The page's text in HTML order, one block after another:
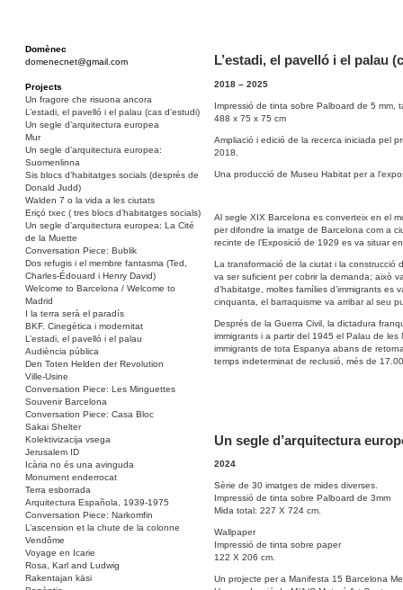
Domènec
domenecnet@gmail.com
Projects
Un fragore che risuona ancora
L’estadi, el pavelló i el palau (cas d’estudi)
Un segle d’arquitectura europea
Mur
Un segle d’arquitectura europea:
Suomenlinna
Sis blocs d’habitatges socials (després de
Donald Judd)
Walden 7 o la vida a les ciutats
Eriçó txec ( tres blocs d’habitatges socials)
Un segle d’arquitectura europea: La Cité
de la Muette
Conversation Piece: Bublik
Dos refugis i el membre fantasma (Ted,
Charles-Édouard i Henry David)
Welcome to Barcelona / Welcome to
Madrid
I la terra serà el paradís
BKF. Cinegètica i modernitat
L’estadi, el pavelló i el palau
Audiència pública
Den Toten Helden der Revolution
Ville-Usine
Conversation Piece: Les Minguettes
Souvenir Barcelona
Conversation Piece: Casa Bloc
Sakai Shelter
Kolektivizacija vsega
Jerusalem ID
Icària no és una avinguda
Monument enderrocat
Terra esborrada
Arquitectura Española, 1939-1975
Conversation Piece: Narkomfin
L’ascension et la chute de la colonne
Vendôme
Voyage en Icarie
Rosa, Karl and Ludwig
Rakentajan käsi
L’estadi, el pavelló i el palau
2018 – 2025
Impressió de tinta sobre Palboard de 5 mm,
488 x 75 x 75 cm
Ampliació i edició de la recerca iniciada pel
2018.
Una producció de Museu Habitat per a
Al segle XIX Barcelona es converteix en el
per difondre la imatge de Barcelona com a
recinte de l’Exposició de 1929 es va situar
La transformació de la ciutat i la construcció
va ser suficient per cobrir la demanda; això
d’habitatge, moltes famílies d’immigrants
cinquanta, el barraquisme va arribar al seu
Després de la Guerra Civil, la dictadura
immigrants i a partir del 1945 el Palau de les
immigrants de tota Espanya abans de
temps indeterminat de reclusió, més de
Un segle d’arquitectura
2024
Sèrie de 30 imatges de mides diverses.
Impressió de tinta sobre Palboard de 3mm
Mida total: 227 X 724 cm.
Wallpaper
Impressió de tinta sobre paper
122 X 206 cm.
Un projecte per a Manifesta 15 Barcelona